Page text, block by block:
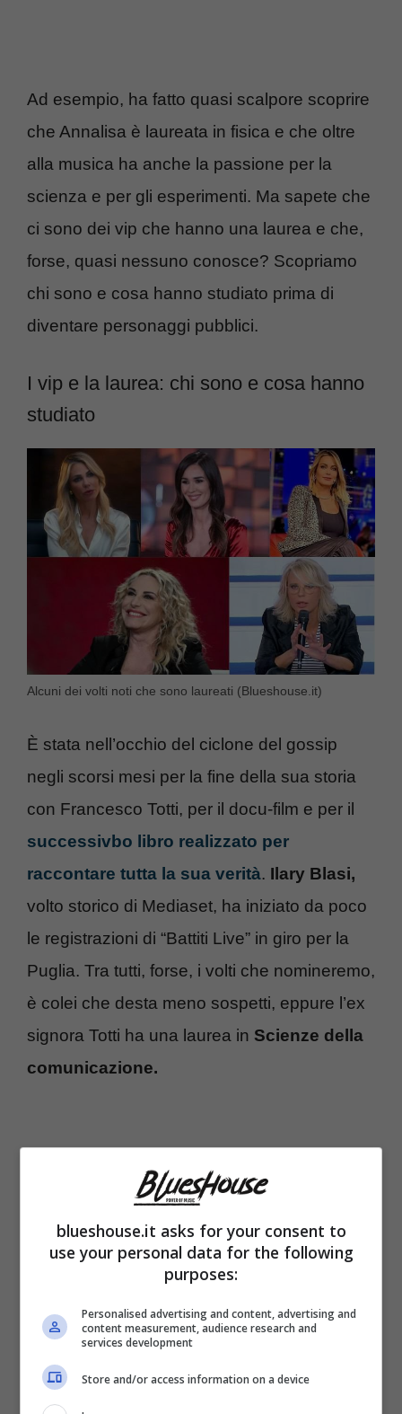
Ad esempio, ha fatto quasi scalpore scoprire
che Annalisa è laureata in fisica e che oltre
alla musica ha anche la passione per la
scienza e per gli esperimenti. Ma sapete che
ci sono dei vip che hanno una laurea e che,
forse, quasi nessuno conosce? Scopriamo
chi sono e cosa hanno studiato prima di
diventare personaggi pubblici.
I vip e la laurea: chi sono e cosa hanno
studiato
Alcuni dei volti noti che sono laureati (Blueshouse.it)
È stata nell’occhio del ciclone del gossip
negli scorsi mesi per la fine della sua storia
con Francesco Totti, per il docu-film e per il
successivbo libro realizzato per
raccontare tutta la sua verità. Ilary Blasi,
volto storico di Mediaset, ha iniziato da poco
le registrazioni di “Battiti Live” in giro per la
Puglia. Tra tutti, forse, i volti che nomineremo,
è colei che desta meno sospetti, eppure l’ex
signora Totti ha una laurea in Scienze della
comunicazione.
A farle compagnia in Mediaset ci sono tanti
altri personaggi noti. Tra questi la bella e
blueshouse.it asks for your consent to
use your personal data for the following
purposes:
Personalised advertising and content, advertising and
content measurement, audience research and
services development
Store and/or access information on a device